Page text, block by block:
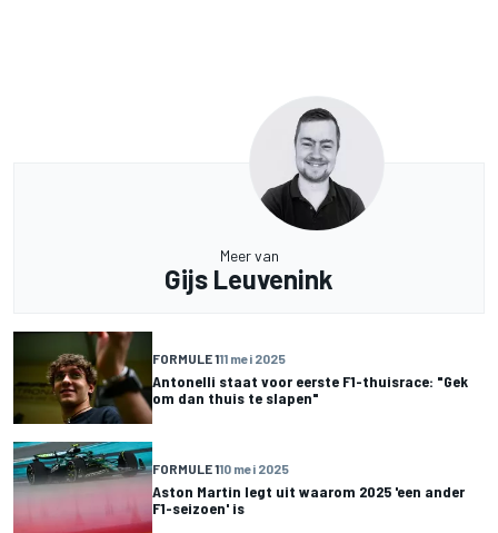
Meer van
Gijs Leuvenink
FORMULE 111 mei 2025
Antonelli staat voor eerste F1-thuisrace: "Gek
om dan thuis te slapen"
FORMULE 110 mei 2025
Aston Martin legt uit waarom 2025 'een ander
F1-seizoen' is